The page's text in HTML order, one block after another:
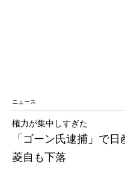
ニュース
「ゴーン氏逮捕」で
菱自も下落
権力が集中しすぎた